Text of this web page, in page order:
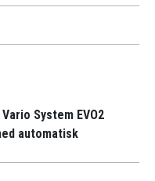
System EVO2
automatisk